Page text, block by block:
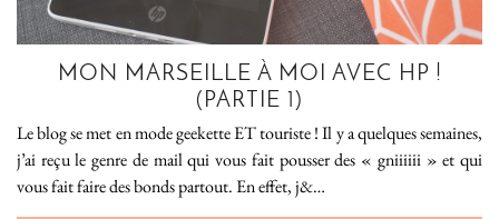
MON MARSEILLE À MOI AVEC HP !
(PARTIE 1)
Le blog se met en mode geekette ET touriste ! Il y a quelques semaines,
j’ai reçu le genre de mail qui vous fait pousser des « gniiiiii » et qui
vous fait faire des bonds partout. En effet, j&…